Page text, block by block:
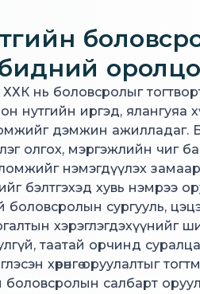
нь боловсролыг
нутгийн иргэд, ялангуяа
дэмжин ажилладаг.
олгох, мэргэжлийн чиг
нэмэгдүүлэх
бэлтгэхэд хувь нэмрээ
боловсролын сургууль,
хэрэглэгдэхүүнийг
таатай орчинд суралцах
хөрөнгө оруулалтыг
салбарт оруулж